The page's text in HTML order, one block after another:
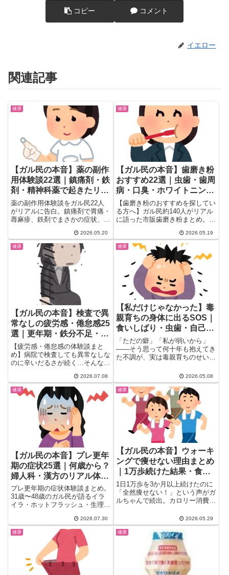
コピー コメント
イエロー
関連記事
健康
【ガル民の本音】薬の副作
用体験談22選｜鎮痛剤・鉄
剤・精神科薬で起きたリア
ル
薬の副作用体験談をガル民22人
がリアルに告白。鎮痛剤で胃痛・
蕁麻疹、鉄剤でまさかの症状、精
院でも教えてくれない女性のリア
ルな副作用エピソードをカテゴリ
別にまとめました。婦人科系・ス
テロイド・眠剤の体験談も。
2026.05.20
健康
【ガル民の本音】歯磨き粉
おすすめ22選｜虫歯・歯周
病・口臭・ホワイトニング
目的別まとめ
【歯磨き粉のおすすめを探してい
る方へ】ガル民約140人がリアル
に語った市販歯磨き粉まとめ。ク
ア・コンクール・チェックアップ
など人気22選を、虫歯予防・歯
周病・口臭・ホワイトニング目的
別に厳選紹介。
2026.05.19
健康
【ガル民の本音】検査で異
常なしの疲労感・倦怠感25
選｜更年期・鉄分不足・甲
状腺が原因のことも
【疲労感・倦怠感の体験談まと
め】病院で検査しても異常なしな
のに辛いだるさが続く…そんな悩
選。更年期・鉄分不足・甲状腺機
能低下・ME/CFSなど考えられる
原因から、鉄分サプリ・散歩・食
事改善まで実際に効果があった対
処法を25個一気にチェックでき
2026.07.08
健康
【私だけじゃなかった】毒
親育ちの身体に出るSOS｜
食いしばり・虫歯・自己肯
定感ゼロ
「ただの癖」「私が弱いから」
――そう思って何十年も抱えてき
た不調が、実は毒親育ちのせいだ
2026.05.08
健康
【ガル民の本音】プレ更年
期の症状25選｜何歳から？
婦人科・漢方のリアル体験
談
プレ更年期の症状体験談まとめ。
31歳〜48歳のガル民が語るイラ
イラ・ホットフラッシュ・生理不
液検査で「異常なし」と言われた
本音、漢方やエクオールで改善し
た体験談、橋本病・バセドウ病と
の見分け方まで一気にチェックで
きます。
2026.07.30
健康
【ガル民の本音】ウォーキ
ングで痩せない理由まとめ
｜1万歩続けた結果・食事
との関係・代替運動
1日1万歩を3か月以上続けたのに
「全然痩せない！」という声がガ
ルちゃんで続出。カロリー消費の
担・更年期女性特有の問題点、そ
して実際に痩せた人の成功法ま
で、30〜50代女性のリアルな声
20選を一気にまとめました。
2026.05.29
健康 健康